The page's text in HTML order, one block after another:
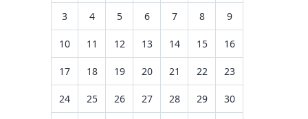
3 4 5 6 7 8 9
10 11 12 13 14 15 16
17 18 19 20 21 22 23
24 25 26 27 28 29 30